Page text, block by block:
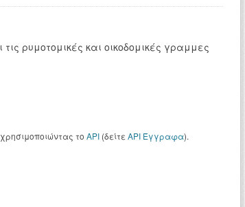
ρυμοτομικές και οικοδομικές γραμμες
το API (δείτε API Έγγραφα).